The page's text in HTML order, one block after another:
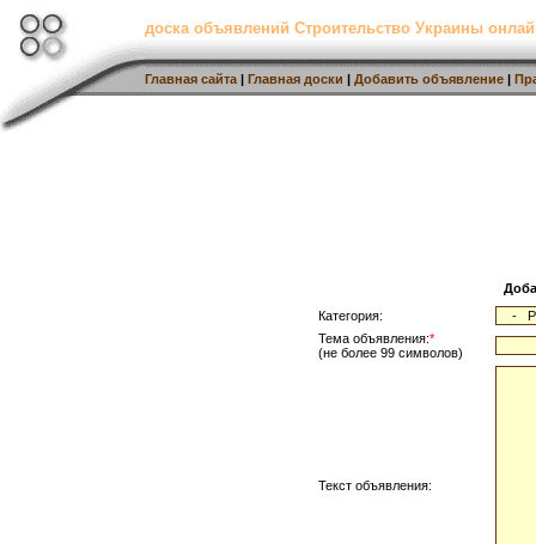
доска объявлений Строительство Украины
Главная сайта | Главная доски | Добавить объявление |
Категория:
Тема объявления:*
(не более 99 символов)
Текст объявления: